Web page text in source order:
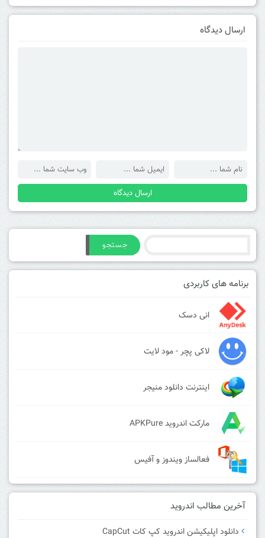
ارسال دیدگاه
جستجو
برنامه های کاربردی
انی دسک
لاکی پچر - مود لایت
اینترنت دانلود منیجر
مارکت اندروید APKPure
فعالساز ویندوز و آفیس
آخرین مطالب اندروید
دانلود اپلیکیشن اندروید کپ کات CapCut